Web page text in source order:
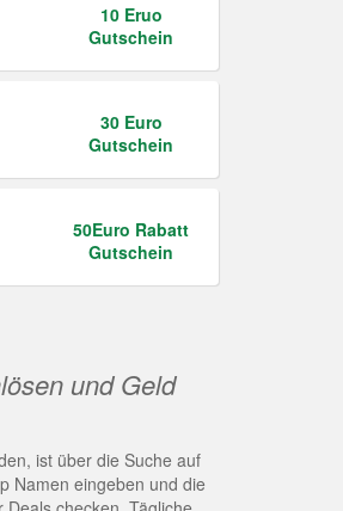
10 Eruo
Gutschein
30 Euro
Gutschein
50Euro Rabatt
Gutschein
und Geld
ist über die Suche auf
Namen eingeben und die